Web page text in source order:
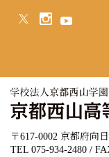
〒617-0002 京都府向
TEL 075-934-2480 /